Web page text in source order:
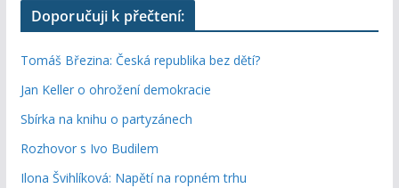
Doporučuji k přečtení:
Tomáš Březina: Česká republika bez dětí?
Jan Keller o ohrožení demokracie
Sbírka na knihu o partyzánech
Rozhovor s Ivo Budilem
Ilona Švihlíková: Napětí na ropném trhu